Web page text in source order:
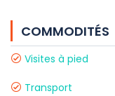
COMMODITÉS
Visites à pied
Transport